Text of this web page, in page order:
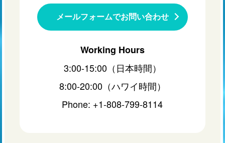
メールフォームでお問い合わせ
Working Hours
3:00-15:00（日本時間）
8:00-20:00（ハワイ時間）
Phone: +1-808-799-8114